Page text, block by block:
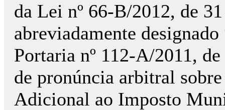
da Lei nº 66-B/2012, de
abreviadamente designado
Portaria nº 112-A/2011,
de pronúncia arbitral
Adicional ao Imposto